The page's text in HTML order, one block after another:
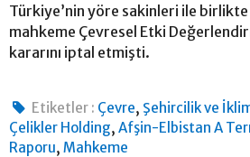
Türkiye’nin yöre sakinleri ile birlikte
mahkeme Çevresel Etki
kararını iptal etmişti.
Etiketler : Çevre, Şehircilik ve
Çelikler Holding, Afşin-Elbistan A
Raporu, Mahkeme